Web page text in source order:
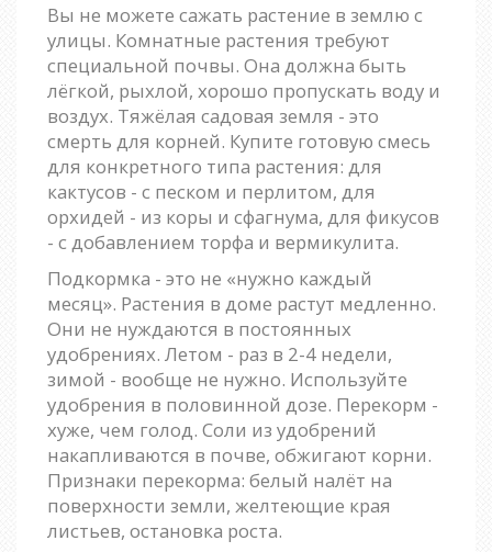
Вы не можете сажать растение в землю с
улицы. Комнатные растения требуют
специальной почвы. Она должна быть
лёгкой, рыхлой, хорошо пропускать воду и
воздух. Тяжёлая садовая земля - это
смерть для корней. Купите готовую смесь
для конкретного типа растения: для
кактусов - с песком и перлитом, для
орхидей - из коры и сфагнума, для фикусов
- с добавлением торфа и вермикулита.
Подкормка - это не «нужно каждый
месяц». Растения в доме растут медленно.
Они не нуждаются в постоянных
удобрениях. Летом - раз в 2-4 недели,
зимой - вообще не нужно. Используйте
удобрения в половинной дозе. Перекорм -
хуже, чем голод. Соли из удобрений
накапливаются в почве, обжигают корни.
Признаки перекорма: белый налёт на
поверхности земли, желтеющие края
листьев, остановка роста.